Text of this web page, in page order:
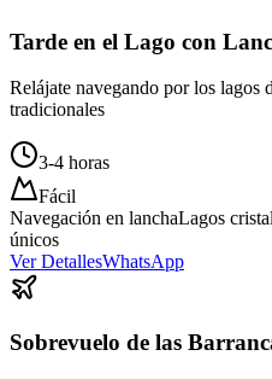
Tarde en el Lago con
Relájate navegando por los lagos
tradicionales
3-4 horas
Fácil
Navegación en lanchaLagos
únicos
Ver DetallesWhatsApp
Sobrevuelo de las